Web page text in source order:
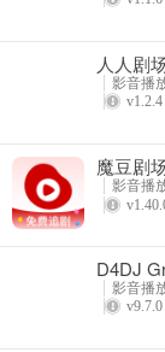
人人剧
影音播
v1.2.4
魔豆剧
影音播
D4DJ
影音播
v9.7.0